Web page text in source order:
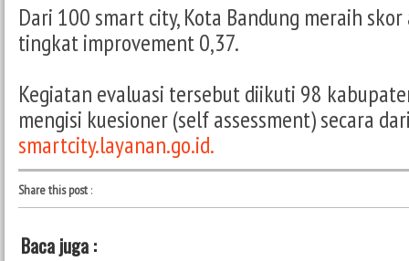
Dari 100 smart city, Kota Bandung meraih
tingkat improvement 0,37.
Kegiatan evaluasi tersebut diikuti 98
mengisi kuesioner (self assessment) secara
smartcity.layanan.go.id.
Share this post:
Baca juga :